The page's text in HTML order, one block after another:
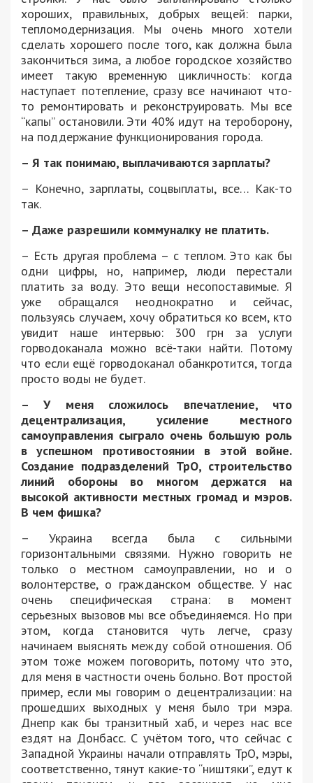
хороших, правильных, добрых вещей: парки,
тепломодернизация. Мы очень много хотели
сделать хорошего после того, как должна была
закончиться зима, а любое городское хозяйство
имеет такую временную цикличность: когда
наступает потепление, сразу все начинают что-
то ремонтировать и реконструировать. Мы все
“капы” остановили. Эти 40% идут на тероборону,
на поддержание функционирования города.
– Я так понимаю, выплачиваются зарплаты?
– Конечно, зарплаты, соцвыплаты, все… Как-то
так.
– Даже разрешили коммуналку не платить.
– Есть другая проблема – с теплом. Это как бы
одни цифры, но, например, люди перестали
платить за воду. Это вещи несопоставимые. Я
уже обращался неоднократно и сейчас,
пользуясь случаем, хочу обратиться ко всем, кто
увидит наше интервью: 300 грн за услуги
горводоканала можно всё-таки найти. Потому
что если ещё горводоканал обанкротится, тогда
просто воды не будет.
– У меня сложилось впечатление, что
децентрализация, усиление местного
самоуправления сыграло очень большую роль
в успешном противостоянии в этой войне.
Создание подразделений ТрО, строительство
линий обороны во многом держатся на
высокой активности местных громад и мэров.
В чем фишка?
– Украина всегда была с сильными
горизонтальными связями. Нужно говорить не
только о местном самоуправлении, но и о
волонтерстве, о гражданском обществе. У нас
очень специфическая страна: в момент
серьезных вызовов мы все объединяемся. Но при
этом, когда становится чуть легче, сразу
начинаем выяснять между собой отношения. Об
этом тоже можем поговорить, потому что это,
для меня в частности очень больно. Вот простой
пример, если мы говорим о децентрализации: на
прошедших выходных у меня было три мэра.
Днепр как бы транзитный хаб, и через нас все
ездят на Донбасс. С учётом того, что сейчас с
Западной Украины начали отправлять ТрО, мэры,
соответственно, тянут какие-то “ништяки”, едут к